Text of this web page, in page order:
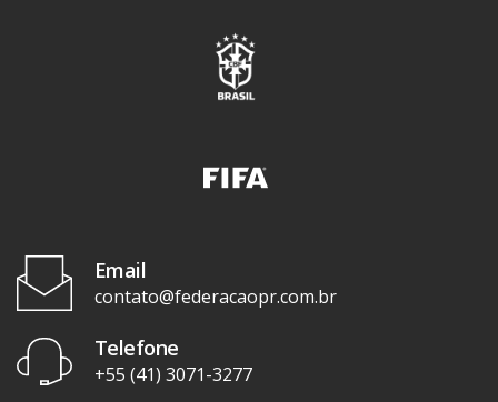
Email
contato@federacaopr.com.br
Telefone
+55 (41) 3071-3277